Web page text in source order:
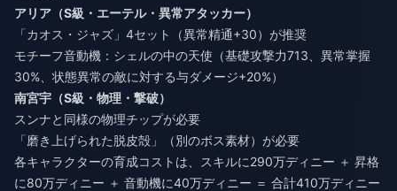
アリア（S級・エーテル・異常アタッカー）
「カオス・ジャズ」4セット（異常精通+30）が推奨
モチーフ音動機：シェルの中の天使（基礎攻撃力713、異常掌握
30%、状態異常の敵に対する与ダメージ+20%）
南宮宇（S級・物理・撃破）
スンナと同様の物理チップが必要
「磨き上げられた脱皮殻」（別のボス素材）が必要
各キャラクターの育成コストは、スキルに290万ディニー ＋ 昇格
に80万ディニー ＋ 音動機に40万ディニー ＝ 合計410万ディニー